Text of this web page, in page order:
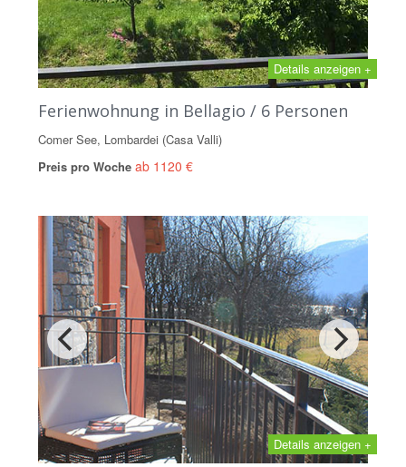
Details anzeigen +
Ferienwohnung in Bellagio / 6 Personen
Comer See, Lombardei (Casa Valli)
Preis pro Woche ab 1120 €
Details anzeigen +